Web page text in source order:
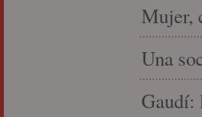
Mujer,
Una
Gaudí: